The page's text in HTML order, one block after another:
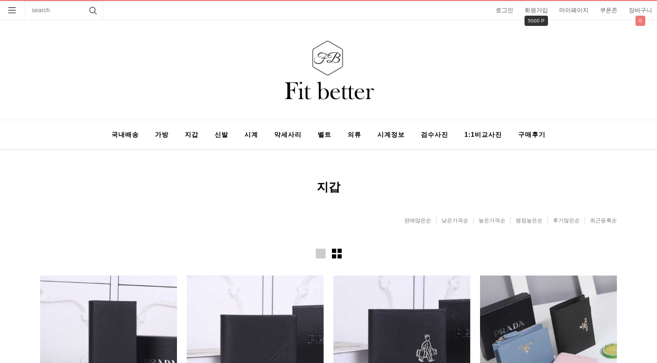
로그인 회원가입
5000 P
마이페이지 쿠폰존 장바구니
0
국내배송 가방 지갑 신발 시계 악세사리 벨트 의류 시계정보 검수사진 1:1비교사진 구매후기
지갑
판매많은순 낮은가격순 높은가격순 평점높은순 후기많은순 최근등록순